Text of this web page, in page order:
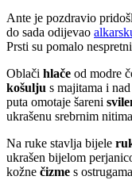
Ante je pozdravio
do sada odijevao
Prsti su pomalo
Oblači hlače od modre
košulju s majitama i
puta omotaje šareni
ukrašenu srebrnim
Na ruke stavlja bijele
ukrašen bijelom
kožne čizme s